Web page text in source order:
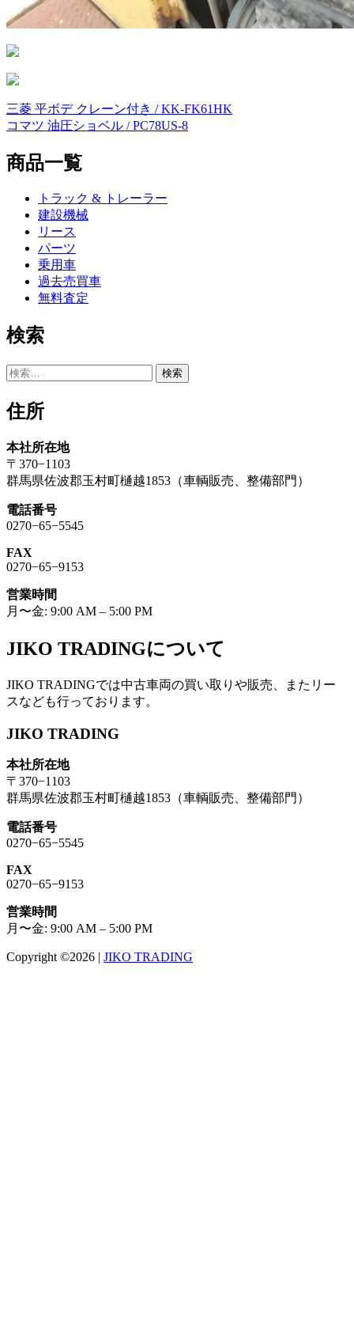
投
稿
ナ
三菱 平ボデ クレーン付き / KK-FK61HK
コマツ 油圧ショベル / PC78US-8
商品一覧
トラック & トレーラー
建設機械
リース
パーツ
乗用車
過去売買車
無料査定
検索
検
住所
本社所在地
〒370−1103
群馬県佐波郡玉村町樋越1853（車輌販売、整備部門）
電話番号
0270−65−5545
FAX
0270−65−9153
営業時間
月〜金: 9:00 AM – 5:00 PM
JIKO TRADINGについて
JIKO TRADINGでは中古車両の買い取りや販売、またリー
スなども行っております。
JIKO TRADING
本社所在地
〒370−1103
群馬県佐波郡玉村町樋越1853（車輌販売、整備部門）
電話番号
0270−65−5545
FAX
0270−65−9153
営業時間
月〜金: 9:00 AM – 5:00 PM
Copyright ©2026 | JIKO TRADING